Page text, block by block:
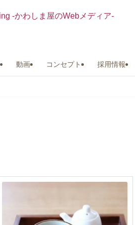
動画 コンセプト 採用情報